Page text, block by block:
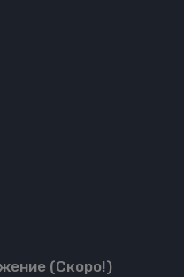
(Скоро!)